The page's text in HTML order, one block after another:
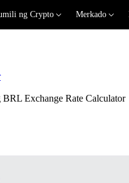
ng Crypto Merkado
Exchange Rate Calculator